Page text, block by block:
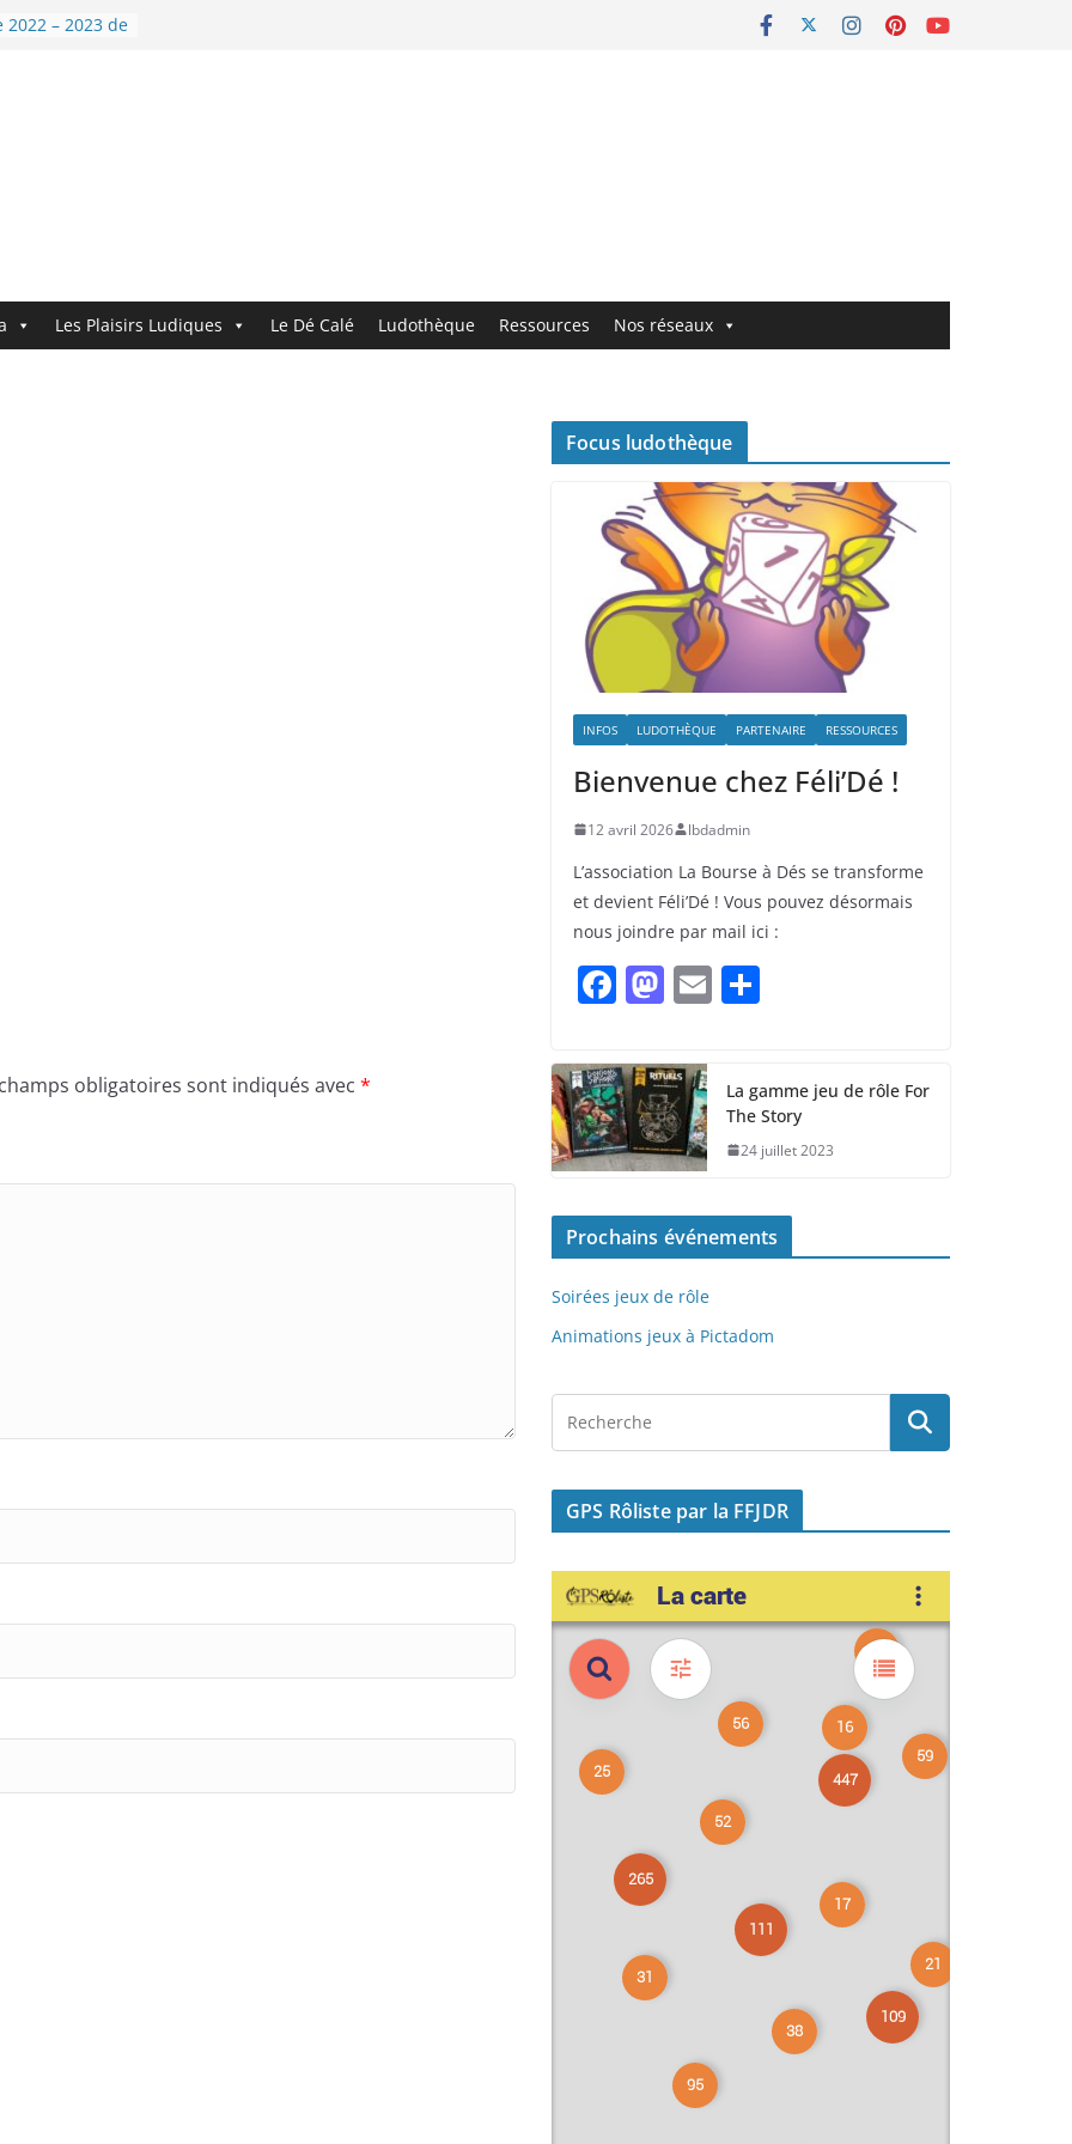
le
logo !
Les Plaisirs Ludiques Le Dé Calé Ludothèque Ressources Nos réseaux
obligatoires sont indiqués avec *
Focus ludothèque
INFOS LUDOTHÈQUE PARTENAIRE RESSOURCES
Bienvenue chez Féli’Dé !
12 avril 2026 lbdadmin
L’association La Bourse à Dés se transforme
et devient Féli’Dé ! Vous pouvez désormais
nous joindre par mail ici :
F
a
c
e
b
o
o
k
M
a
st
o
d
o
n
E
m
g
er
La gamme jeu de rôle For
The Story
24 juillet 2023
Prochains événements
Soirées jeux de rôle
Animations jeux à Pictadom
GPS Rôliste par la FFJDR